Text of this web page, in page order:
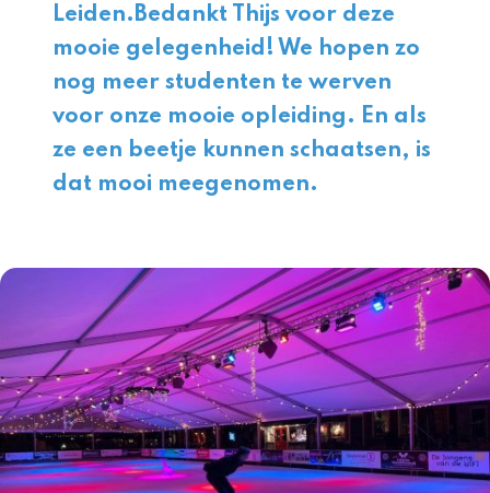
Leiden.Bedankt Thijs voor deze
mooie gelegenheid! We hopen zo
nog meer studenten te werven
voor onze mooie opleiding. En als
ze een beetje kunnen schaatsen, is
dat mooi meegenomen.